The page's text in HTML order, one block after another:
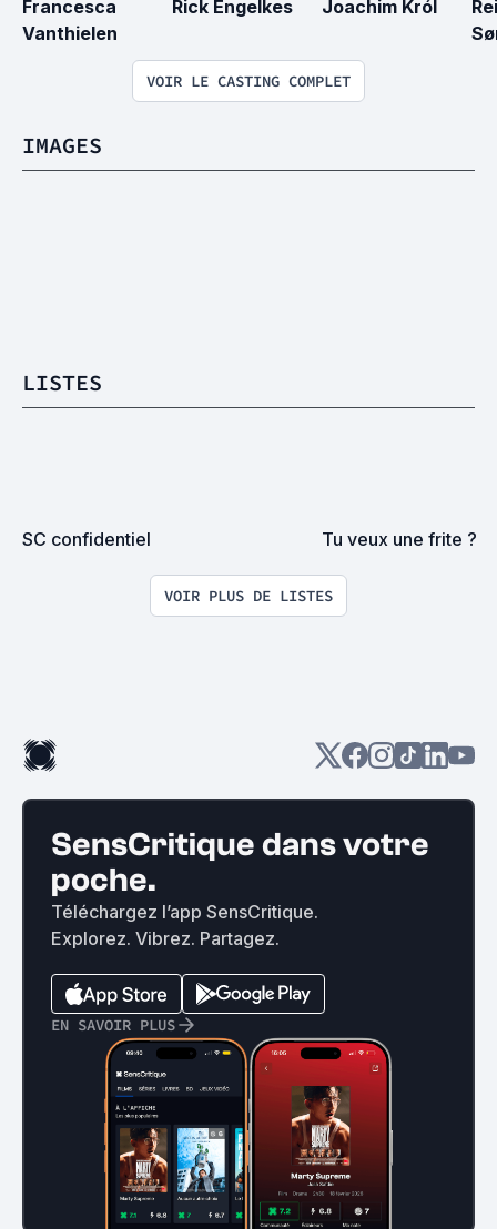
Francesca
Vanthielen
Rick Engelkes Joachim Król
VOIR LE CASTING COMPLET
IMAGES
LISTES
SC confidentiel Tu veux une frite ?
VOIR PLUS DE LISTES
SensCritique dans votre
poche.
Téléchargez l’app SensCritique.
Explorez. Vibrez. Partagez.
EN SAVOIR PLUS